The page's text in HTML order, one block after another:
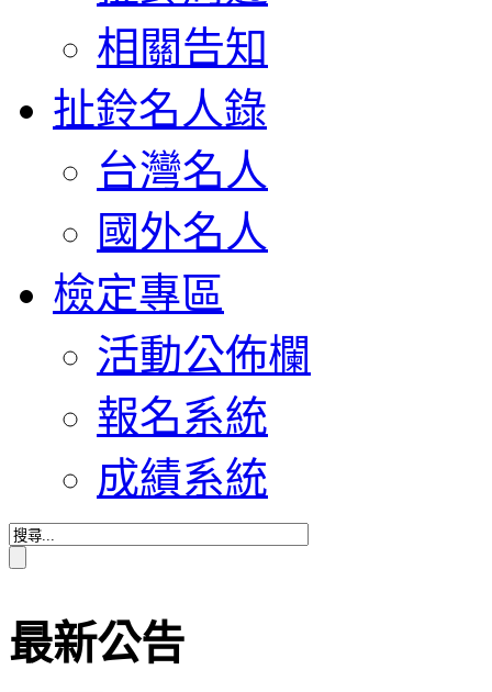
相關告知
扯鈴名人錄
台灣名人
國外名人
檢定專區
活動公佈欄
報名系統
成績系統
最新公告